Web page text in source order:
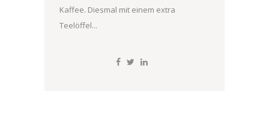
Kaffee. Diesmal mit einem extra
Teelöffel...